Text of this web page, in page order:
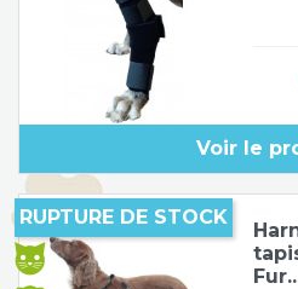
Voir le
RUPTURE DE STOCK